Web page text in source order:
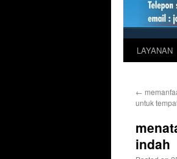
LAYANAN
←
untuk
indah